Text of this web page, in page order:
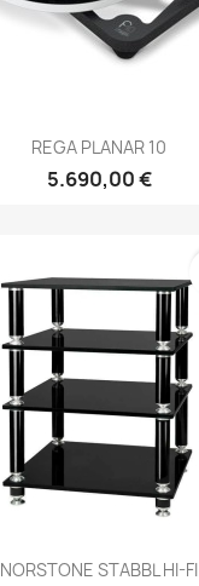
REGA PLANAR 10
5.690,00 €
NORSTONE STABBL HI-FI